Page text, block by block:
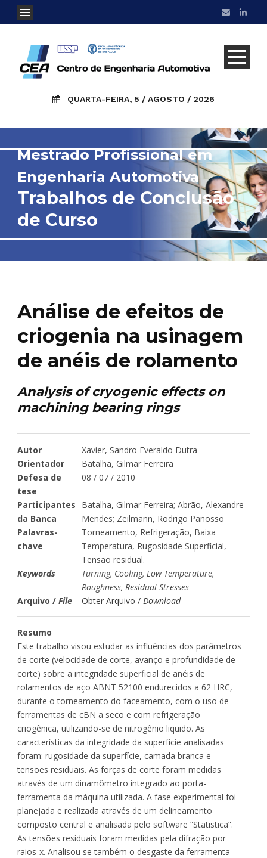
QUARTA-FEIRA, 5 / AGOSTO / 2026
Mestrado Profissional em
Engenharia Automotiva
Trabalhos de Conclusão
de Curso
Análise de efeitos de
criogenia na usinagem
de anéis de rolamento
Analysis of cryogenic effects on
machining bearing rings
Autor
Xavier, Sandro Everaldo Dutra -
Orientador
Batalha, Gilmar Ferreira
Defesa de
tese
08 / 07 / 2010
Participantes
da Banca
Batalha, Gilmar Ferreira; Abrão, Alexandre
Mendes; Zeilmann, Rodrigo Panosso
Palavras-
chave
Torneamento, Refrigeração, Baixa
Temperatura, Rugosidade Superficial,
Tensão residual.
Keywords
Turning, Cooling, Low Temperature,
Roughness, Residual Stresses
Arquivo / File Obter Arquivo / Download
Resumo
Este trabalho visou estudar as influências dos parâmetros
de corte (velocidade de corte, avanço e profundidade de
corte) sobre a integridade superficial de anéis de
rolamentos de aço ABNT 52100 endurecidos a 62 HRC,
durante o torneamento do faceamento, com o uso de
ferramentas de cBN a seco e com refrigeração
criogênica, utilizando-se de nitrogênio liquido. As
características da integridade da superfície analisadas
foram: rugosidade da superfície, camada branca e
tensões residuais. As forças de corte foram medidas
através de um dinamômetro integrado ao porta-
ferramenta da máquina utilizada. A fase experimental foi
planejada e realizada através de um delineamento
composto central e analisada pelo software “Statistica”.
As tensões residuais foram medidas pela difração por
raios-x. Analisou se também o desgaste da ferramenta